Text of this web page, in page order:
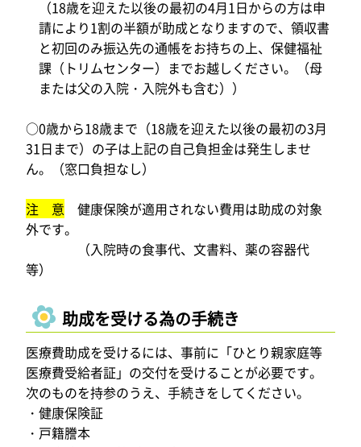
（18歳を迎えた以後の最初の4月1日からの方は申
請により1割の半額が助成となりますので、領収書
と初回のみ振込先の通帳をお持ちの上、保健福祉
課（トリムセンター）までお越しください。（母
または父の入院・入院外も含む））
○0歳から18歳まで（18歳を迎えた以後の最初の3月
31日まで）の子は上記の自己負担金は発生しませ
ん。（窓口負担なし）
注 意 健康保険が適用されない費用は助成の対象
外です。
（入院時の食事代、文書料、薬の容器代
等）
助成を受ける為の手続き
医療費助成を受けるには、事前に「ひとり親家庭等
医療費受給者証」の交付を受けることが必要です。
次のものを持参のうえ、手続きをしてください。
・健康保険証
・戸籍謄本